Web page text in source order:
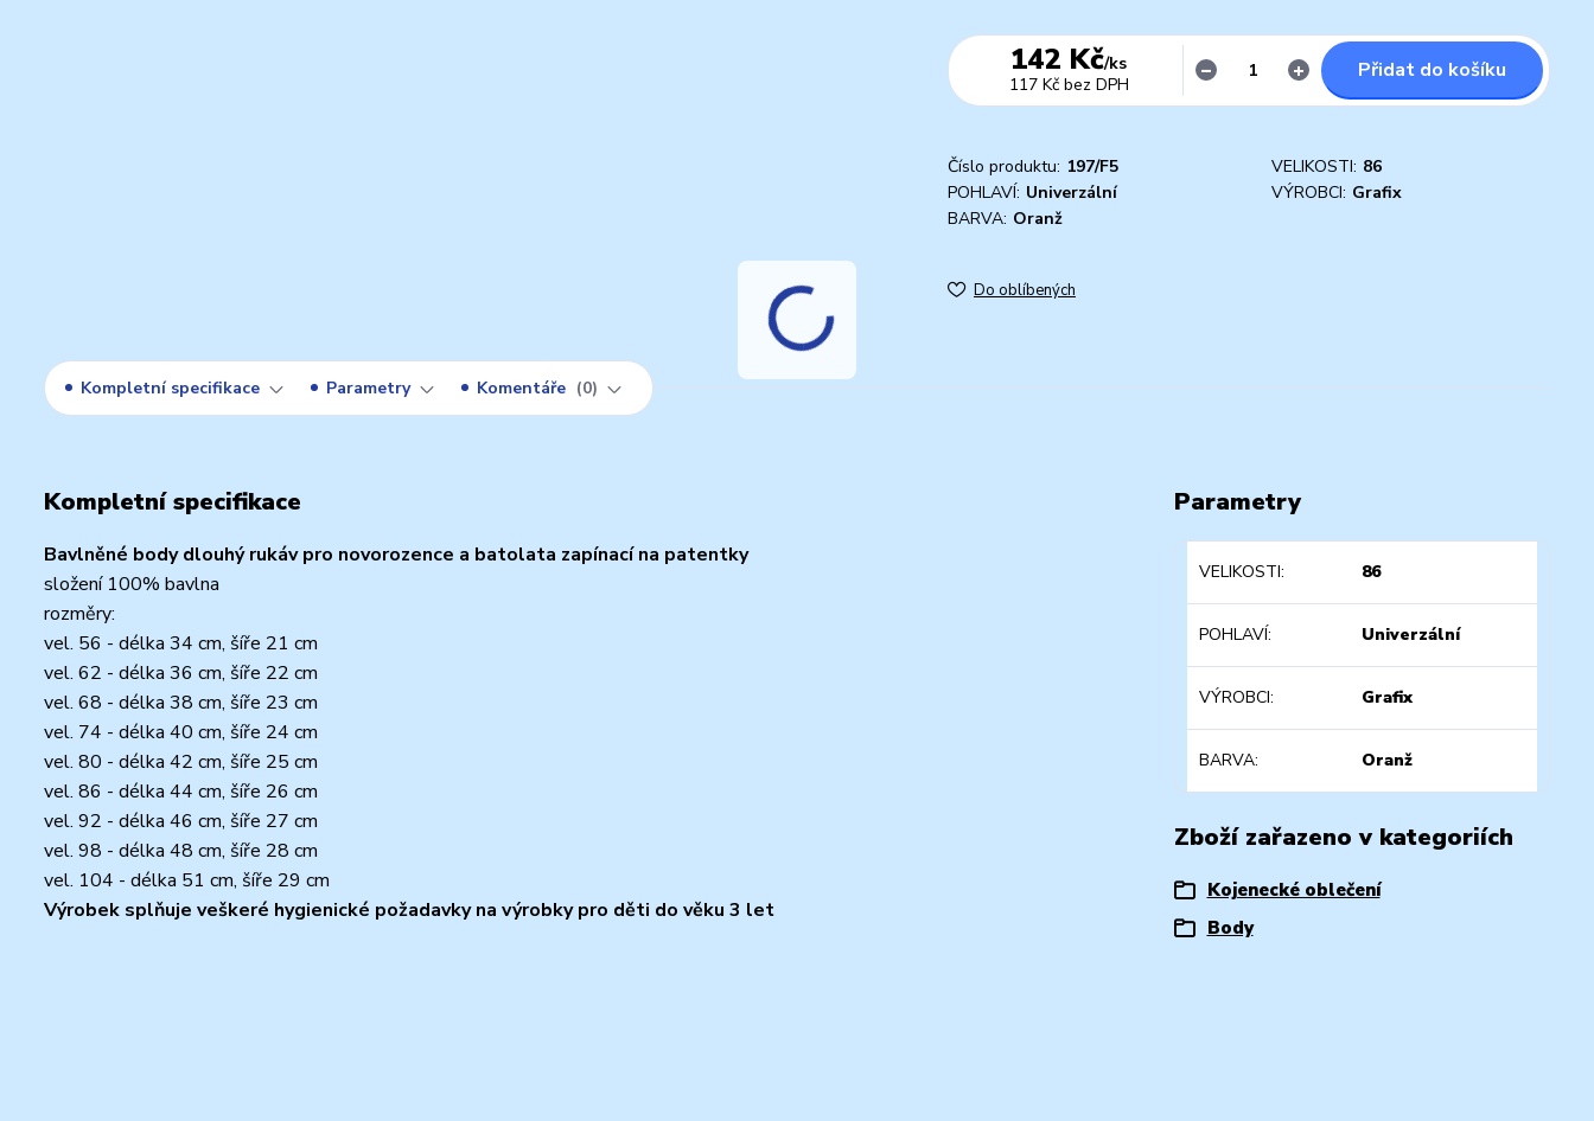
142 Kč/ks
117 Kč bez DPH
Přidat do košíku
Číslo produktu: 197/F5 VELIKOSTI: 86
POHLAVÍ: Univerzální VÝROBCI: Grafix
BARVA: Oranž
Do oblíbených
Kompletní specifikace Parametry Komentáře 0
Kompletní specifikace
Bavlněné body dlouhý rukáv pro novorozence a batolata zapínací na patentky
složení 100% bavlna
rozměry:
vel. 56 - délka 34 cm, šíře 21 cm
vel. 62 - délka 36 cm, šíře 22 cm
vel. 68 - délka 38 cm, šíře 23 cm
vel. 74 - délka 40 cm, šíře 24 cm
vel. 80 - délka 42 cm, šíře 25 cm
vel. 86 - délka 44 cm, šíře 26 cm
vel. 92 - délka 46 cm, šíře 27 cm
vel. 98 - délka 48 cm, šíře 28 cm
vel. 104 - délka 51 cm, šíře 29 cm
Výrobek splňuje veškeré hygienické požadavky na výrobky pro děti do věku 3 let
Parametry
VELIKOSTI 86
POHLAVÍ Univerzální
VÝROBCI Grafix
BARVA Oranž
Zboží zařazeno v kategoriích
Kojenecké oblečení
Body